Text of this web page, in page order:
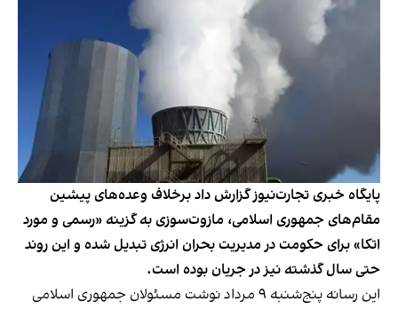
پایگاه خبری تجارت‌نیوز گزارش داد برخلاف وعده‌های پیشین
مقام‌های جمهوری اسلامی، مازوت‌سوزی به گزینه «رسمی و مورد
اتکا» برای حکومت در مدیریت بحران انرژی تبدیل شده و این روند
حتی سال گذشته نیز در جریان بوده است.
این رسانه پنج‌شنبه ۹ مرداد نوشت مسئولان جمهوری اسلامی